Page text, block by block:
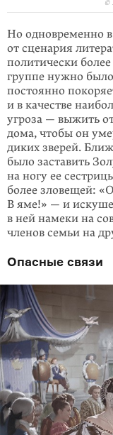
©
Но одновременно
от сценария
политически
группе нужно
постоянно
и в качестве
угроза — выжить
дома, чтобы он
диких зверей.
было заста­вить
на ногу ее
более зловещей:
В яме!» — и
в ней намеки на
членов семьи на
Опасные связи